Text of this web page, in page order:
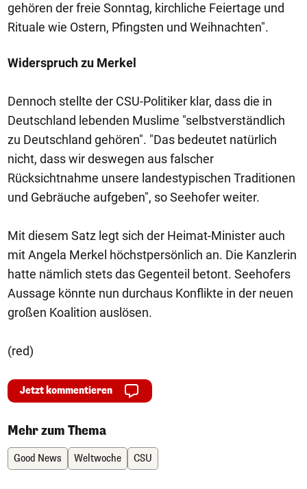
gehören der freie Sonntag, kirchliche Feiertage und
Rituale wie Ostern, Pfingsten und Weihnachten".
Widerspruch zu Merkel
Dennoch stellte der CSU-Politiker klar, dass die in
Deutschland lebenden Muslime "selbstverständlich
zu Deutschland gehören". "Das bedeutet natürlich
nicht, dass wir deswegen aus falscher
Rücksichtnahme unsere landestypischen Traditionen
und Gebräuche aufgeben", so Seehofer weiter.
Mit diesem Satz legt sich der Heimat-Minister auch
mit Angela Merkel höchstpersönlich an. Die Kanzlerin
hatte nämlich stets das Gegenteil betont. Seehofers
Aussage könnte nun durchaus Konflikte in der neuen
großen Koalition auslösen.
(red)
Jetzt kommentieren
Mehr zum Thema
Good News Weltwoche CSU